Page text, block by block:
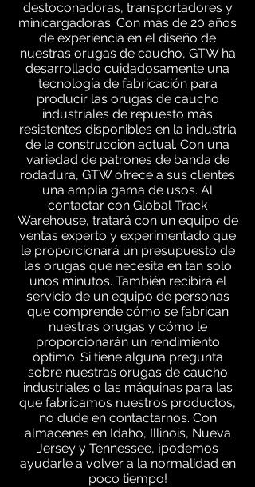
destoconadoras, transportadores y
minicargadoras. Con más de 20 años
de experiencia en el diseño de
nuestras orugas de caucho, GTW ha
desarrollado cuidadosamente una
tecnología de fabricación para
producir las orugas de caucho
industriales de repuesto más
resistentes disponibles en la industria
de la construcción actual. Con una
variedad de patrones de banda de
rodadura, GTW ofrece a sus clientes
una amplia gama de usos. Al
contactar con Global Track
Warehouse, tratará con un equipo de
ventas experto y experimentado que
le proporcionará un presupuesto de
las orugas que necesita en tan solo
unos minutos. También recibirá el
servicio de un equipo de personas
que comprende cómo se fabrican
nuestras orugas y cómo le
proporcionarán un rendimiento
óptimo. Si tiene alguna pregunta
sobre nuestras orugas de caucho
industriales o las máquinas para las
que fabricamos nuestros productos,
no dude en contactarnos. Con
almacenes en Idaho, Illinois, Nueva
Jersey y Tennessee, ¡podemos
ayudarle a volver a la normalidad en
poco tiempo!